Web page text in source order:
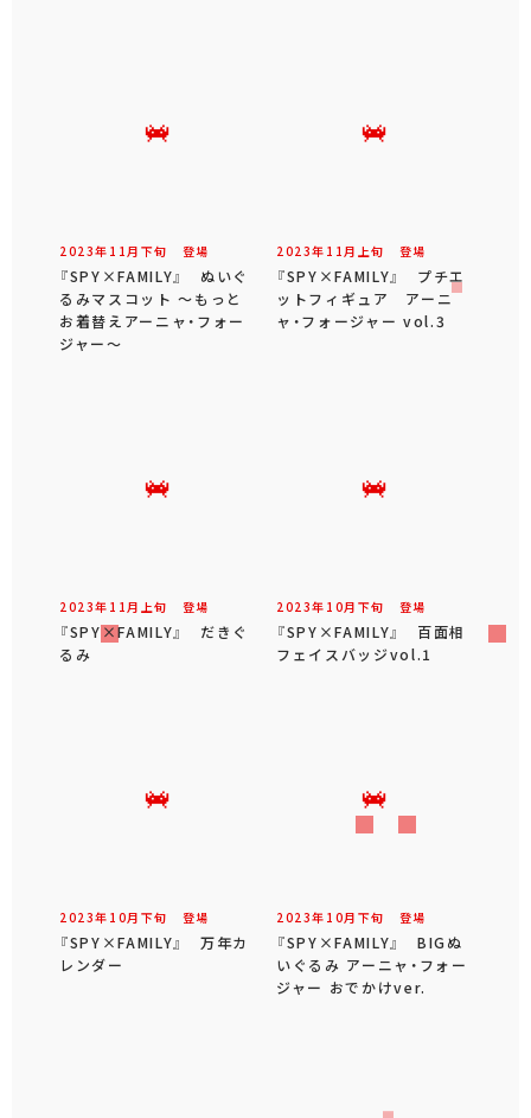
2023年 11 月 下旬 登場
『SPY×FAMILY』 ぬいぐ
るみマスコット ～もっと
お着替えアーニャ・フォー
ジャー～
2023年 11 月 上旬 登場
『SPY×FAMILY』 プチエ
ットフィギュア アーニ
ャ・フォージャー vol.3
2023年 11 月 上旬 登場
『SPY×FAMILY』 だきぐ
るみ
2023年 10月 下旬 登場
『SPY×FAMILY』 百面相
フェイスバッジvol.1
2023年 10月 下旬 登場
『SPY×FAMILY』 万年カ
レンダー
2023年 10月 下旬 登場
『SPY×FAMILY』 BIGぬ
いぐるみ アーニャ・フォー
ジャー おでかけver.